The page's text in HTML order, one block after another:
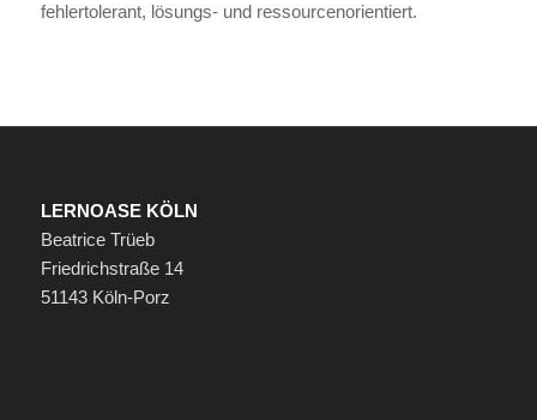
fehlertolerant, lösungs- und ressourcenorientiert.
LERNOASE KÖLN
Beatrice Trüeb
Friedrichstraße 14
51143 Köln-Porz